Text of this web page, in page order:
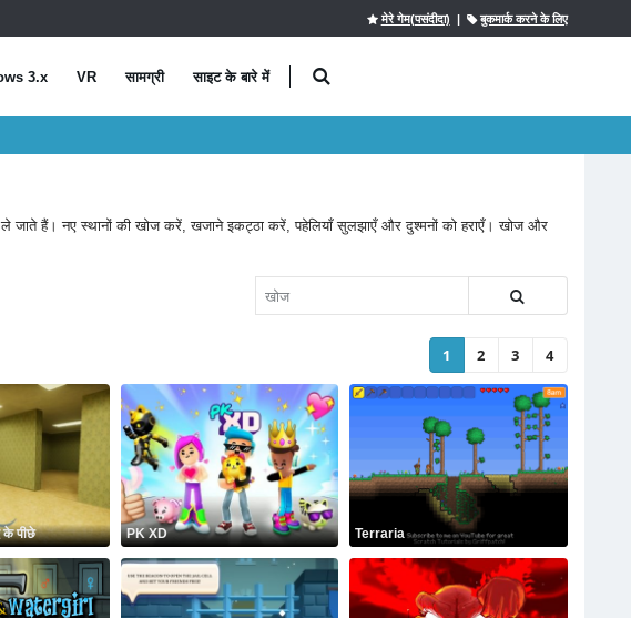
मेरे गेम(पसंदीदा) | बुकमार्क करने के लिए
3.x VR सामग्री साइट के बारे में
ले जाते हैं। नए स्थानों की खोज करें, खजाने इकट्ठा करें, पहेलियाँ सुलझाएँ और दुश्मनों को हराएँ। खोज और
1 2 3 4
पीछे PK XD Terraria